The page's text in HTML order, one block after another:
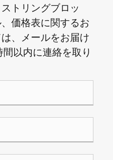
トリングブロッ
価格表に関するお
、メールをお届け
以内に連絡を取り